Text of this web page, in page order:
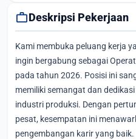
workDeskripsi Pekerjaan
Kami membuka peluang kerja
ingin bergabung sebagai
pada tahun 2026. Posisi ini
memiliki semangat dan
industri produksi. Dengan
pesat, kesempatan ini
pengembangan karir yang